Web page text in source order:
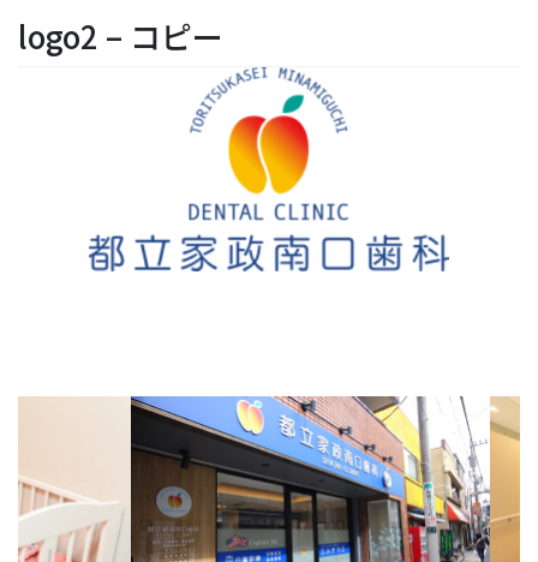
logo2 – コピー